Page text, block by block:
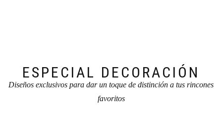
ESPECIAL DECORACIÓN
Diseños exclusivos para dar un toque de distinción a tus rincones
favoritos